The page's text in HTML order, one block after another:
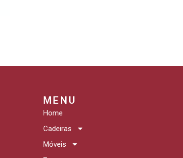
MENU
Home
Cadeiras
Móveis